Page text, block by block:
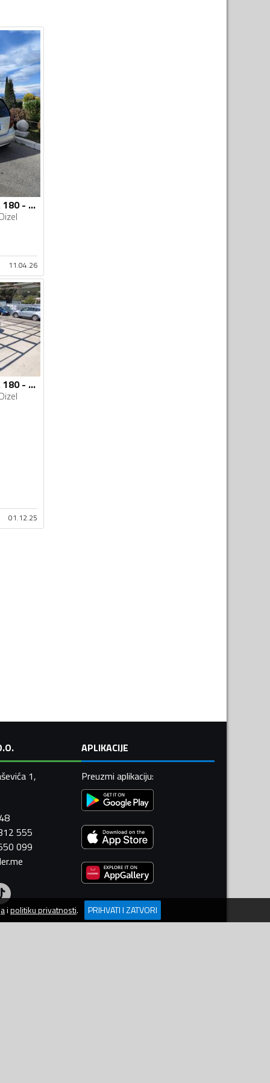
Mercedes Benz - A 180 - 2.0
11.04.26
Mercedes Benz - A 180 - 2.0 tdi
01.12.25
1,
555
099
APLIKACIJE
Preuzmi aplikaciju:
ipolitiku privatnosti. PRIHVATI I ZATVORI